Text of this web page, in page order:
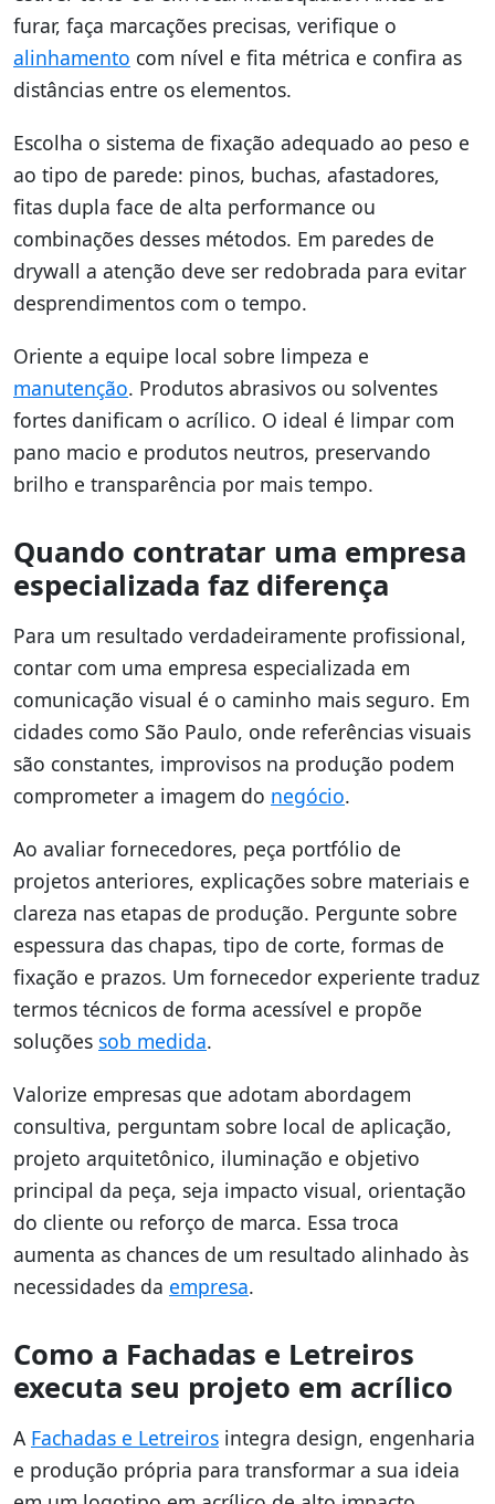
furar, faça marcações precisas, verifique o
alinhamento com nível e fita métrica e confira as
distâncias entre os elementos.
Escolha o sistema de fixação adequado ao peso e
ao tipo de parede: pinos, buchas, afastadores,
fitas dupla face de alta performance ou
combinações desses métodos. Em paredes de
drywall a atenção deve ser redobrada para evitar
desprendimentos com o tempo.
Oriente a equipe local sobre limpeza e
manutenção. Produtos abrasivos ou solventes
fortes danificam o acrílico. O ideal é limpar com
pano macio e produtos neutros, preservando
brilho e transparência por mais tempo.
Quando contratar uma empresa
especializada faz diferença
Para um resultado verdadeiramente profissional,
contar com uma empresa especializada em
comunicação visual é o caminho mais seguro. Em
cidades como São Paulo, onde referências visuais
são constantes, improvisos na produção podem
comprometer a imagem do negócio.
Ao avaliar fornecedores, peça portfólio de
projetos anteriores, explicações sobre materiais e
clareza nas etapas de produção. Pergunte sobre
espessura das chapas, tipo de corte, formas de
fixação e prazos. Um fornecedor experiente traduz
termos técnicos de forma acessível e propõe
soluções sob medida.
Valorize empresas que adotam abordagem
consultiva, perguntam sobre local de aplicação,
projeto arquitetônico, iluminação e objetivo
principal da peça, seja impacto visual, orientação
do cliente ou reforço de marca. Essa troca
aumenta as chances de um resultado alinhado às
necessidades da empresa.
Como a Fachadas e Letreiros
executa seu projeto em acrílico
A Fachadas e Letreiros integra design, engenharia
e produção própria para transformar a sua ideia